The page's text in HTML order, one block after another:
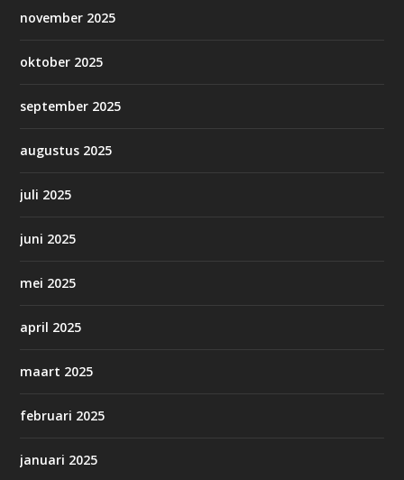
november 2025
oktober 2025
september 2025
augustus 2025
juli 2025
juni 2025
mei 2025
april 2025
maart 2025
februari 2025
januari 2025